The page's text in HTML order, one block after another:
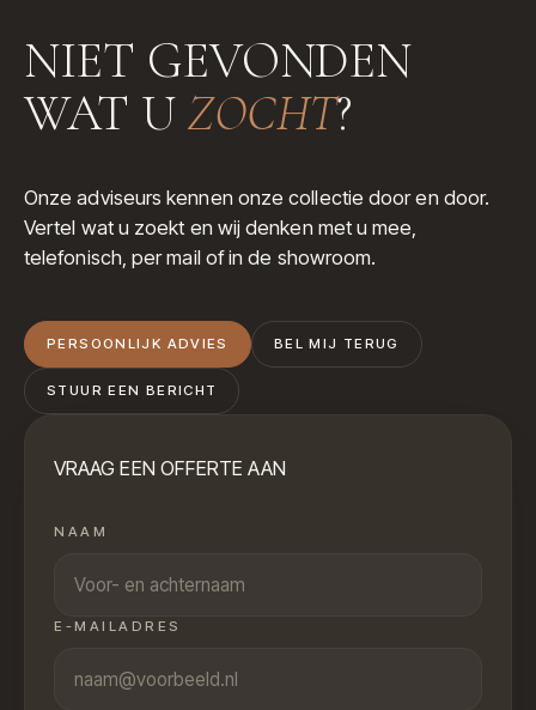
NIET GEVONDEN
WAT UZOCHT?
Onze adviseurs kennen onze collectie door en door.
Vertel wat u zoekt en wij denken met u mee,
telefonisch, per mail of in de showroom.
PERSOONLIJK ADVIES BEL MIJ TERUG
STUUR EEN BERICHT
VRAAG EEN OFFERTE AAN
NAAM
E-MAILADRES